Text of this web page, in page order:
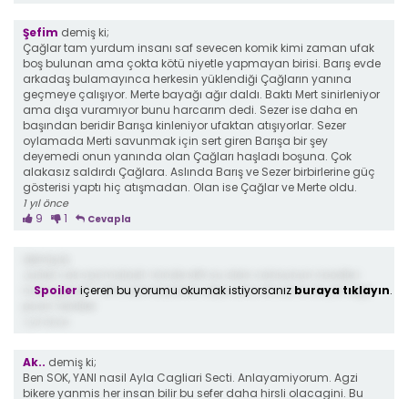
Şefim demiş ki;
Çağlar tam yurdum insanı saf sevecen komik kimi zaman ufak
boş bulunan ama çokta kötü niyetle yapmayan birisi. Barış evde
arkadaş bulamayınca herkesin yüklendiği Çağların yanına
geçmeye çalışıyor. Merte bayağı ağır daldı. Baktı Mert sinirleniyor
ama dışa vuramıyor bunu harcarım dedi. Sezer ise daha en
başından beridir Barışa kinleniyor ufaktan atışıyorlar. Sezer
oylamada Merti savunmak için sert giren Barışa bir şey
deyemedi onun yanında olan Çağları haşladı boşuna. Çok
alakasız saldırdı Çağlara. Aslında Barış ve Sezer birbirlerine güç
gösterisi yaptı hiç atışmadan. Olan ise Çağlar ve Merte oldu.
1 yıl önce
9 1 Cevapla
nasil gecer?? sirf mavi kazansin diye asla olmamis bi yemege
Spoiler içeren bu yorumu okumak istiyorsanız buraya tıklayın.
Ak.. demiş ki;
Ben SOK, YANI nasil Ayla Cagliari Secti. Anlayamiyorum. Agzi
bikere yanmis her insan bilir bu sefer daha hirsli olacagini. Bu